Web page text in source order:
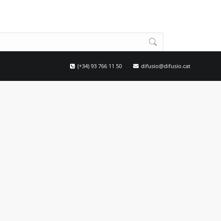
(+34) 93 766 11 50 difusio@difusio.cat